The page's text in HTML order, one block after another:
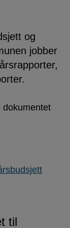
og
jobber
dokumentet
til